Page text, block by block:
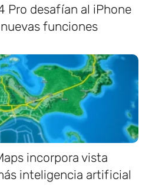
Pro desafían al iPhone
funciones
incorpora vista
inteligencia artificial